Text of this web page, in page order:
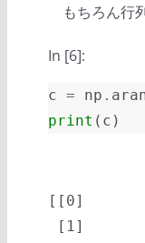
もちろん行
In [6]:
c = np .
print ( c )
[[0]
[1]